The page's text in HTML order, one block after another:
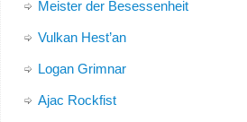
Meister der Besessenheit
Vulkan Hest’an
Logan Grimnar
Ajac Rockfist